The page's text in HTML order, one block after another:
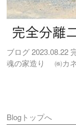
ブログ2023.08.22
魂の家造り ㈱カ
Blogトップへ